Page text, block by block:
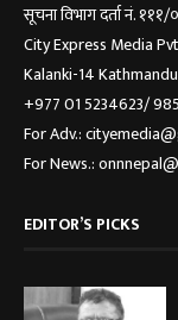
सूचना विभाग दर्ता नं.
City Express Media
Kalanki-14
+977 01 5234623/
For Adv.:
For News.:
EDITOR’S PICKS